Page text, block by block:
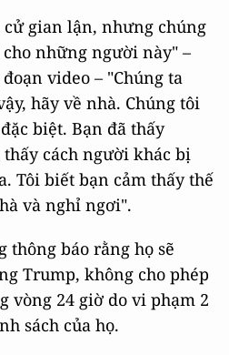
gian lận, nhưng chúng
những người này" –
video – "Chúng ta
hãy về nhà. Chúng tôi
biệt. Bạn đã thấy
cách người khác bị
Tôi biết bạn cảm thấy thế
và nghỉ ngơi".
thông báo rằng họ sẽ
Trump, không cho phép
vòng 24 giờ do vi phạm 2
sách của họ.